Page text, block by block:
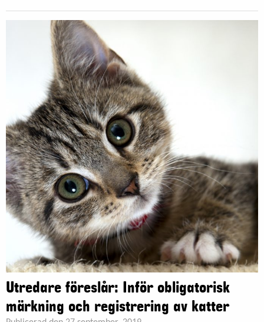
Utredare föreslår: Inför obligatorisk
märkning och registrering av katter